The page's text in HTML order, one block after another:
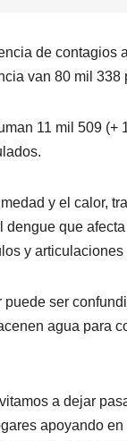
de contagios
van 80 mil
11 mil 509
y el calor,
dengue que
y
puede ser
agua para
a dejar
apoyando